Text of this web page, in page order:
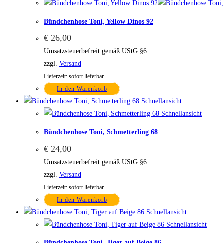
Bündchenhose Toni, Yellow Dinos 92
€ 26,00
Umsatzsteuerbefreit gemäß UStG §6
zzgl. Versand
Lieferzeit: sofort lieferbar
In den Warenkorb
Schnellansicht
Schnellansicht
Bündchenhose Toni, Schmetterling 68
€ 24,00
Umsatzsteuerbefreit gemäß UStG §6
zzgl. Versand
Lieferzeit: sofort lieferbar
In den Warenkorb
Schnellansicht
Schnellansicht